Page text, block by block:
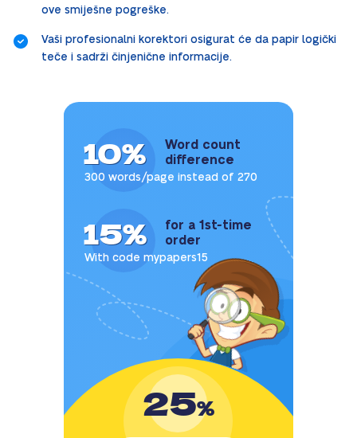
ove smiješne pogreške.
Vaši profesionalni korektori osigurat će da papir logički
teče i sadrži činjenične informacije.
10%
Word count
difference
300 words/page instead of 270
15%
for a 1st-time
order
With code mypapers15
25%